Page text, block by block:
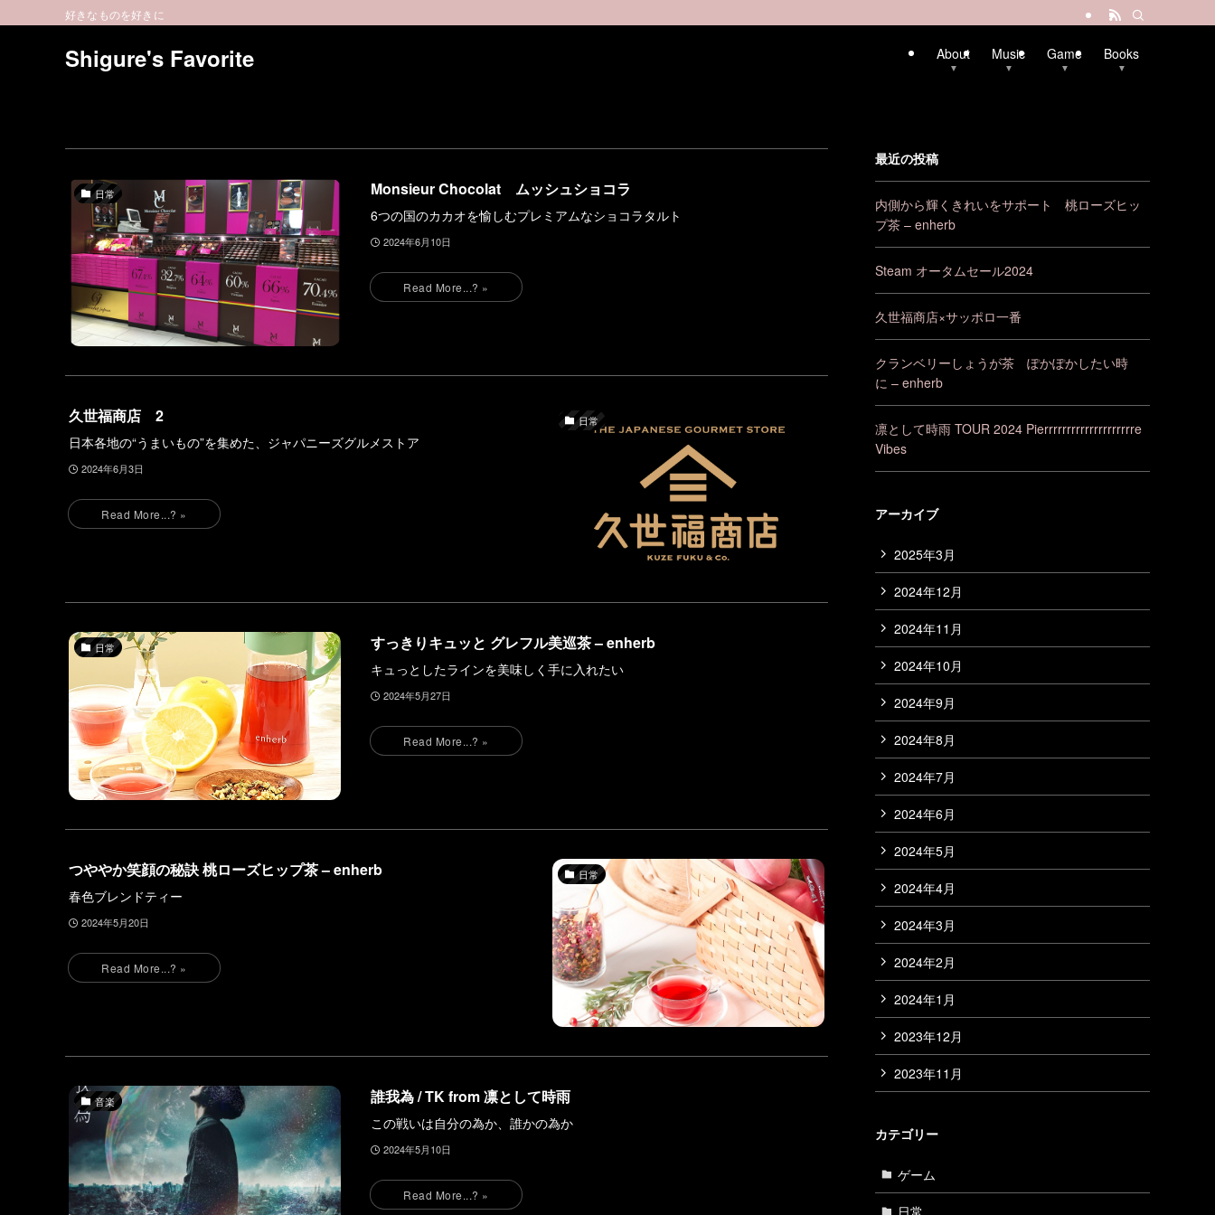
好きなものを好きに
Shigure's Favorite About
▼
Music
▼
Game
▼
Books
▼
日常 Monsieur Chocolat ムッシュショコラ
6つの国のカカオを愉しむプレミアムなショコラタルト
2024年6月10日
日常
久世福商店 2
日本各地の“うまいもの”を集めた、ジャパニーズグルメストア
2024年6月3日
日常 すっきりキュッと グレフル美巡茶 – enherb
キュっとしたラインを美味しく手に入れたい
2024年5月27日
日常
つややか笑顔の秘訣 桃ローズヒップ茶 – enherb
春色ブレンドティー
2024年5月20日
音楽 誰我為 / TK from 凛として時雨
この戦いは自分の為か、誰かの為か
2024年5月10日
最近の投稿
内側から輝くきれいをサポート 桃ローズヒッ
プ茶 – enherb
Steam オータムセール2024
久世福商店×サッポロ一番
クランベリーしょうが茶 ぽかぽかしたい時
に – enherb
凛として時雨 TOUR 2024 Pierrrrrrrrrrrrrrrrrrrre
Vibes
アーカイブ
2025年3月
2024年12月
2024年11月
2024年10月
2024年9月
2024年8月
2024年7月
2024年6月
2024年5月
2024年4月
2024年3月
2024年2月
2024年1月
2023年12月
2023年11月
カテゴリー
ゲーム
日常